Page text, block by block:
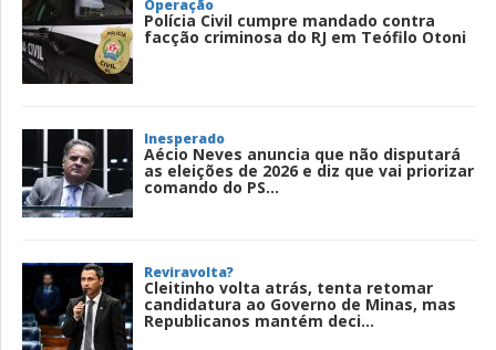
Operação
Polícia Civil cumpre mandado contra
facção criminosa do RJ em Teófilo Otoni
Inesperado
Aécio Neves anuncia que não disputará
as eleições de 2026 e diz que vai priorizar
comando do PS...
Reviravolta?
Cleitinho volta atrás, tenta retomar
candidatura ao Governo de Minas, mas
Republicanos mantém deci...